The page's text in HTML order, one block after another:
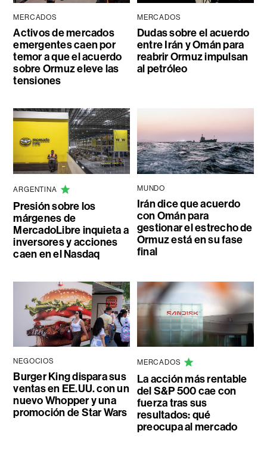
MERCADOS
Activos de mercados
emergentes caen por
temor a que el acuerdo
sobre Ormuz eleve las
tensiones
MERCADOS
Dudas sobre el acuerdo
entre Irán y Omán para
reabrir Ormuz impulsan
al petróleo
ARGENTINA
Presión sobre los
márgenes de
MercadoLibre inquieta a
inversores y acciones
caen en el Nasdaq
MUNDO
Irán dice que acuerdo
con Omán para
gestionar el estrecho de
Ormuz está en su fase
final
NEGOCIOS
Burger King dispara sus
ventas en EE.UU. con un
nuevo Whopper y una
promoción de Star Wars
MERCADOS
La acción más rentable
del S&P 500 cae con
fuerza tras sus
resultados: qué
preocupa al mercado